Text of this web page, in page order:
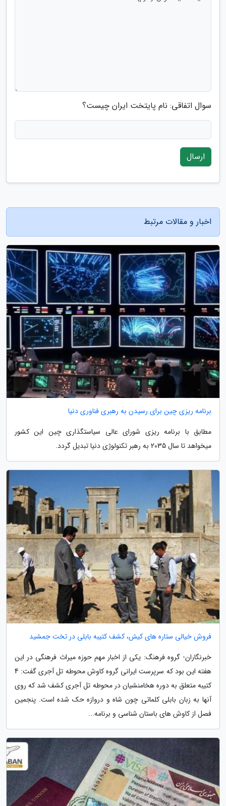
سوال اتفاقی: نام پایتخت ایران چیست؟
ارسال
اخبار و مقالات مرتبط
برنامه ریزی چین برای رسیدن به رهبری فناوری دنیا
مطابق با برنامه ریزی شورای عالی سیاستگذاری چین این کشور
میخواهد تا سال 2035 به رهبر تکنولوژی دنیا تبدیل گردد.
فروش خیالی ستاره های کیش، کشف کتیبه بابلی در تخت جمشید
خبرنگاران- گروه فرهنگ: یکی از اخبار مهم حوزه میراث فرهنگی در این
هفته این بود که سرپرست ایرانی گروه کاوش محوطه تل آجری گفت: 4
کتیبه متعلق به دوره هخامنشیان در محوطه تل آجری کشف شد که روی
آنها به زبان بابلی کلماتی چون شاه و دروازه حک شده است. پنجمین
فصل از کاوش های باستان شناسی و برنامه...